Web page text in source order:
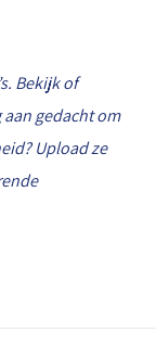
Bekijk of
gedacht om
Upload ze